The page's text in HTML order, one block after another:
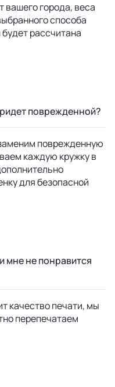
вашего города, веса
способа
рассчитана
поврежденной?
поврежденную
каждую кружку в
для безопасной
мне не понравится
качество печати, мы
перепечатаем